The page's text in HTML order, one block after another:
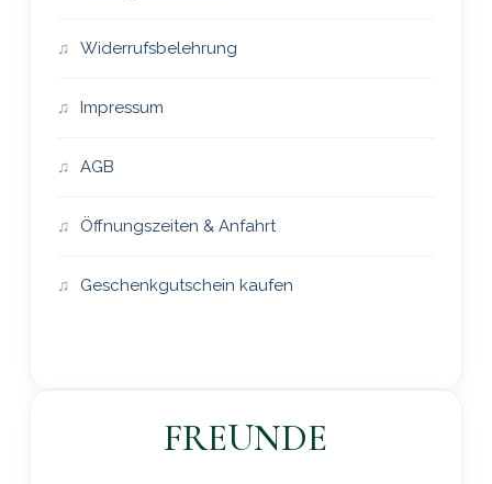
Widerrufsbelehrung
Impressum
AGB
Öffnungszeiten & Anfahrt
Geschenkgutschein kaufen
FREUNDE